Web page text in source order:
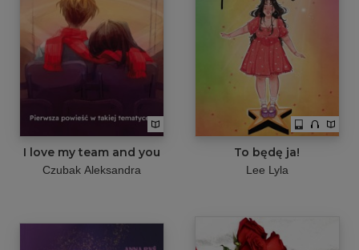
I love my team and you
Czubak Aleksandra
To będę ja!
Lee Lyla